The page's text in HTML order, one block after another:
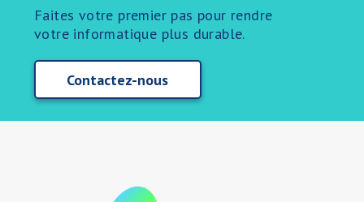
Faites votre premier pas pour rendre
votre informatique plus durable.
Contactez-nous